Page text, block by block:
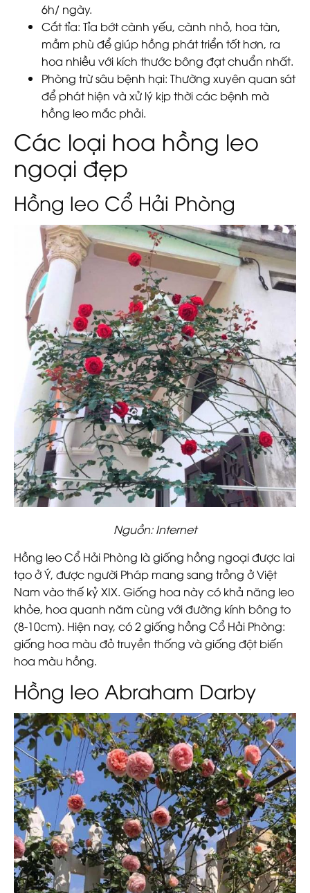
6h/ ngày.
Cắt tỉa: Tỉa bớt cành yếu, cành nhỏ, hoa tàn,
mầm phù để giúp hồng phát triển tốt hơn, ra
hoa nhiều với kích thước bông đạt chuẩn nhất.
Phòng trừ sâu bệnh hại: Thường xuyên quan sát
để phát hiện và xử lý kịp thời các bệnh mà
hồng leo mắc phải.
Các loại hoa hồng leo
ngoại đẹp
Hồng leo Cổ Hải Phòng
Nguồn: Internet
Hồng leo Cổ Hải Phòng là giống hồng ngoại được lai
tạo ở Ý, được người Pháp mang sang trồng ở Việt
Nam vào thế kỷ XIX. Giống hoa này có khả năng leo
khỏe, hoa quanh năm cùng với đường kính bông to
(8-10cm). Hiện nay, có 2 giống hồng Cổ Hải Phòng:
giống hoa màu đỏ truyền thống và giống đột biến
hoa màu hồng.
Hồng leo Abraham Darby